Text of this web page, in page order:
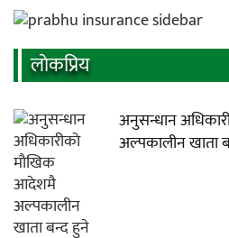
लाेकप्रिय
अनुसन्धान
अल्पकालीन खाता